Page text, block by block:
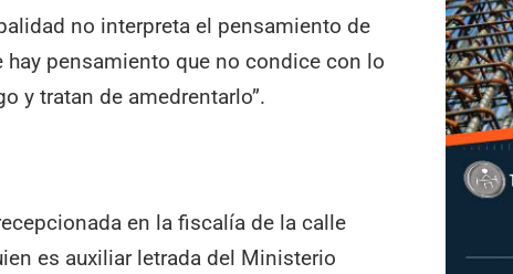
no interpreta el pensamiento de
pensamiento que no condice con lo
y tratan de amedrentarlo”.
en la fiscalía de la calle
es auxiliar letrada del Ministerio